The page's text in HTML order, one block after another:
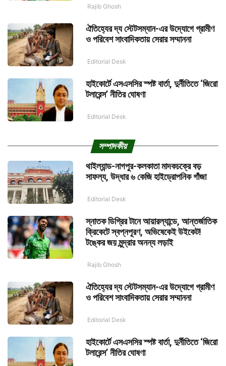
Rajib Ghosh
ঐতিহ্যের দ্য স্টেটসম্যান-এর উদ্যোগে গ্রামীণ
ও পরিবেশ সাংবাদিকতায় সেরার সম্মাননা
Editorial Desk
হাইকোর্টে এসএসসির স্পষ্ট বার্তা, দুর্নীতিতে ‘জিরো
টলারেন্স’ নীতির ঘোষণা
Editorial Desk
সম্পাদকীয়
থাইল্যান্ড-নাগপুর-কলকাতা মাদকচক্রে বড়
সাফল্য, উদ্ধার ৬ কেজি হাইড্রোপনিক গাঁজা
Editorial Desk
স্নাতক ডিগ্রির টানে আয়ারল্যান্ডে, আন্তর্জাতিক
ক্রিকেটে স্বপ্নপূরণ, অভিষেকেই উইকেট!
টঙ্কের জয় মূন্দ্রার অনন্য লড়াই
Rajib Ghosh
ঐতিহ্যের দ্য স্টেটসম্যান-এর উদ্যোগে গ্রামীণ
ও পরিবেশ সাংবাদিকতায় সেরার সম্মাননা
Editorial Desk
হাইকোর্টে এসএসসির স্পষ্ট বার্তা, দুর্নীতিতে ‘জিরো
টলারেন্স’ নীতির ঘোষণা